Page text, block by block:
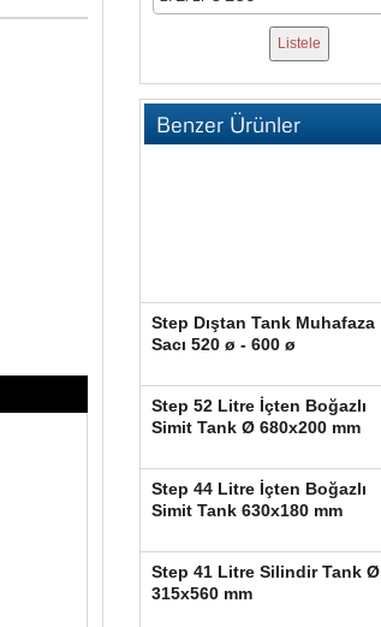
Benzer Ürünler
Step Dıştan Tank Muhafaza
Sacı 520 ø - 600 ø
Step 52 Litre İçten Boğazlı
Simit Tank Ø 680x200 mm
Step 44 Litre İçten Boğazlı
Simit Tank 630x180 mm
Step 41 Litre Silindir Tank Ø
315x560 mm